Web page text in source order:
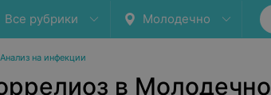
Все рубрики Молодечно
Анализ на инфекции
в Молодечно